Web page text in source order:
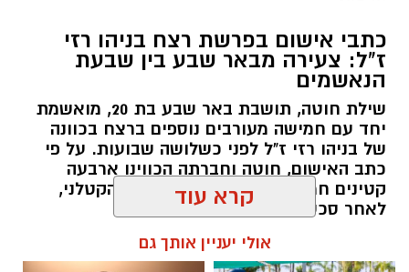
כתבי אישום בפרשת רצח בניהו רזי
ז"ל: צעירה מבאר שבע בין שבעת
הנאשמים
שילת חוטה, תושבת באר שבע בת 20, מואשמת
יחד עם חמישה מעורבים נוספים ברצח בכוונה
של בניהו רזי ז"ל לפני כשלושה שבועות. על פי
כתב האישום, חוטה וחברתה הכווינו ארבעה
קטינים חמושים שביצעו את המארב הקטלני,
לאחר סכסוך שהתגלע בדירת נופש.
קרא עוד